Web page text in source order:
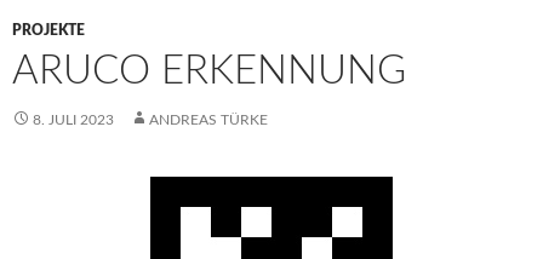
PROJEKTE
ARUCO ERKENNUNG
8. JULI 2023 ANDREAS TÜRKE